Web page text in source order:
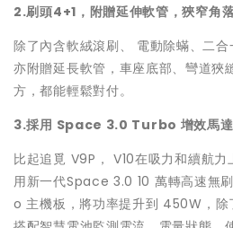
2.刷頭4+1，附贈延伸軟管，狹窄角
除了內含軟絨滾刷、 電動除蟎、二
亦附贈延長軟管，車座底部、彎道狹
方，都能輕鬆對付。
3.採用 Space 3.0 Turbo 增效馬
比起追覓 V9P， V10在吸力和續航
用新一代Space 3.0 10 萬轉高速無
o 主機板，將功率提升到 450W，除